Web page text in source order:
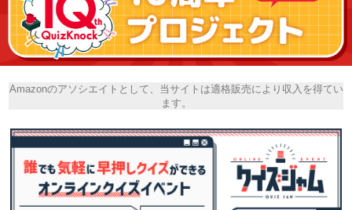
Amazonのアソシエイトとして、当サイトは適格販売により収入を得てい
ます。